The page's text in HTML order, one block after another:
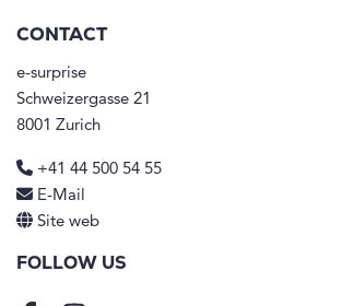
CONTACT
e-surprise
Schweizergasse 21
8001 Zurich
+41 44 500 54 55
E-Mail
Site web
FOLLOW US